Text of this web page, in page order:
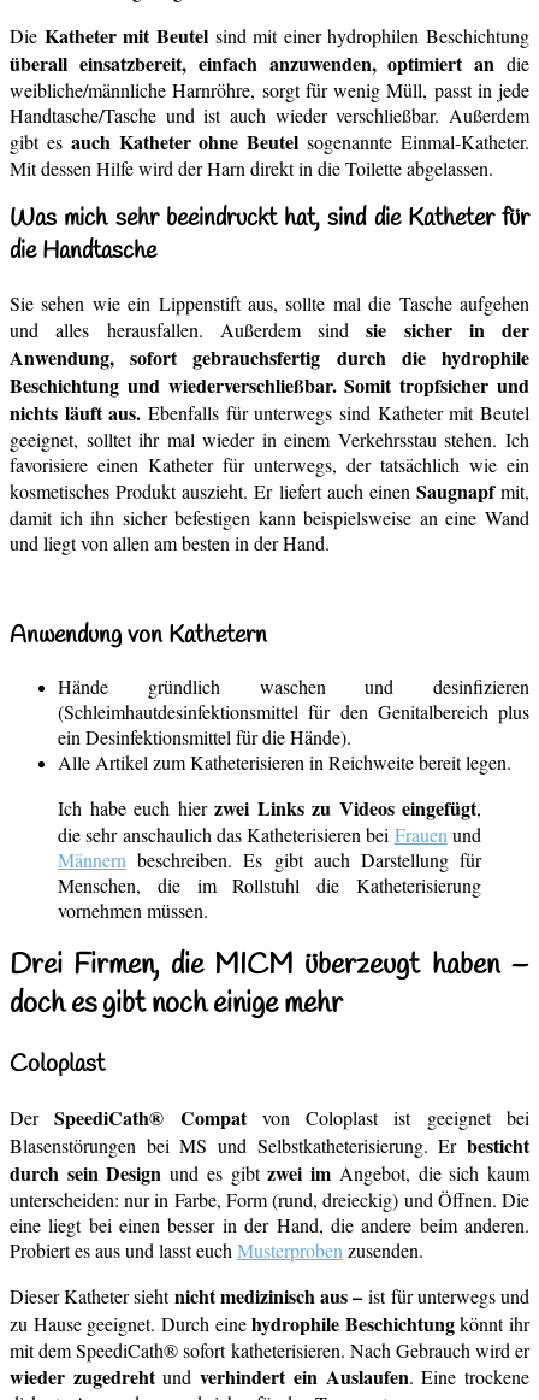
Die Katheter mit Beutelsind mit einer hydrophilen Beschichtung
überall einsatzbereit, einfach anzuwenden, optimiert an die
weibliche/männliche Harnröhre, sorgt für wenig Müll, passt in jede
Handtasche/Tasche und ist auch wieder verschließbar. Außerdem
gibt es auch Katheter ohne Beutel sogenannte Einmal-Katheter.
Mit dessen Hilfe wird der Harn direkt in die Toilette abgelassen.
Was mich sehr beeindruckt hat, sind die Katheter für
die Handtasche
Sie sehen wie ein Lippenstift aus, sollte mal die Tasche aufgehen
und alles herausfallen. Außerdem sindsie sicher in der
Anwendung, sofort gebrauchsfertig durch die hydrophile
Beschichtung und wiederverschließbar. Somit tropfsicher und
nichts läuft aus. Ebenfalls für unterwegs sind Katheter mit Beutel
geeignet, solltet ihr mal wieder in einem Verkehrsstau stehen. Ich
favorisiere einen Katheter für unterwegs, der tatsächlich wie ein
kosmetisches Produkt auszieht. Er liefert auch einen Saugnapfmit,
damit ich ihn sicher befestigen kann beispielsweise an eine Wand
und liegt von allen am besten in der Hand.
Anwendung von Kathetern
Hände gründlich waschen und desinfizieren
(Schleimhautdesinfektionsmittel für den Genitalbereich plus
ein Desinfektionsmittel für die Hände).
Alle Artikel zum Katheterisieren in Reichweite bereit legen.
Ich habe euch hier zwei Links zu Videos eingefügt,
die sehr anschaulich das Katheterisieren bei Frauenund
Männern beschreiben. Es gibt auch Darstellung für
Menschen, die im Rollstuhl die Katheterisierung
vornehmen müssen.
Drei Firmen, die MICM überzeugt haben –
doch es gibt noch einige mehr
Coloplast
DerSpeediCath® Compat von Coloplast ist geeignet bei
Blasenstörungen bei MS und Selbstkatheterisierung. Er besticht
durch sein Design und es gibtzwei im Angebot, die sich kaum
unterscheiden: nur in Farbe, Form (rund, dreieckig) und Öffnen. Die
eine liegt bei einen besser in der Hand, die andere beim anderen.
Probiert es aus und lasst euch Musterproben zusenden.
Dieser Katheter siehtnicht medizinisch aus – ist für unterwegs und
zu Hause geeignet. Durch einehydrophile Beschichtungkönnt ihr
mit dem SpeediCath® sofort katheterisieren. Nach Gebrauch wird er
wieder zugedrehtundverhindert ein Auslaufen. Eine trockene